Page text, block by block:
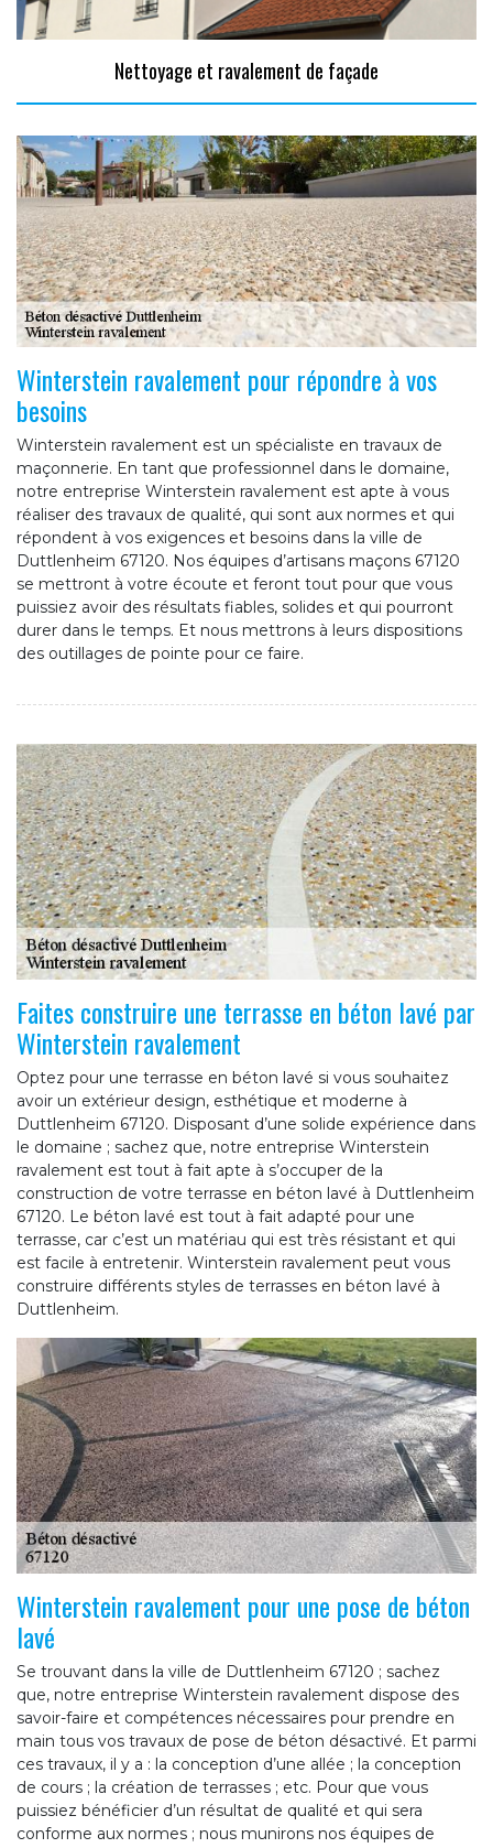
Nettoyage et ravalement de façade
Winterstein ravalement pour répondre à vos
besoins
Winterstein ravalement est un spécialiste en travaux de
maçonnerie. En tant que professionnel dans le domaine,
notre entreprise Winterstein ravalement est apte à vous
réaliser des travaux de qualité, qui sont aux normes et qui
répondent à vos exigences et besoins dans la ville de
Duttlenheim 67120. Nos équipes d’artisans maçons 67120
se mettront à votre écoute et feront tout pour que vous
puissiez avoir des résultats fiables, solides et qui pourront
durer dans le temps. Et nous mettrons à leurs dispositions
des outillages de pointe pour ce faire.
Faites construire une terrasse en béton lavé par
Winterstein ravalement
Optez pour une terrasse en béton lavé si vous souhaitez
avoir un extérieur design, esthétique et moderne à
Duttlenheim 67120. Disposant d’une solide expérience dans
le domaine ; sachez que, notre entreprise Winterstein
ravalement est tout à fait apte à s’occuper de la
construction de votre terrasse en béton lavé à Duttlenheim
67120. Le béton lavé est tout à fait adapté pour une
terrasse, car c’est un matériau qui est très résistant et qui
est facile à entretenir. Winterstein ravalement peut vous
construire différents styles de terrasses en béton lavé à
Duttlenheim.
Winterstein ravalement pour une pose de béton
lavé
Se trouvant dans la ville de Duttlenheim 67120 ; sachez
que, notre entreprise Winterstein ravalement dispose des
savoir-faire et compétences nécessaires pour prendre en
main tous vos travaux de pose de béton désactivé. Et parmi
ces travaux, il y a : la conception d’une allée ; la conception
de cours ; la création de terrasses ; etc. Pour que vous
puissiez bénéficier d’un résultat de qualité et qui sera
conforme aux normes ; nous munirons nos équipes de